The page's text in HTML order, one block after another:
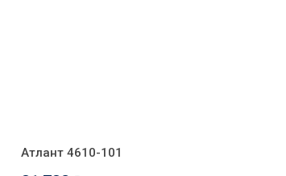
Атлант 4610-101